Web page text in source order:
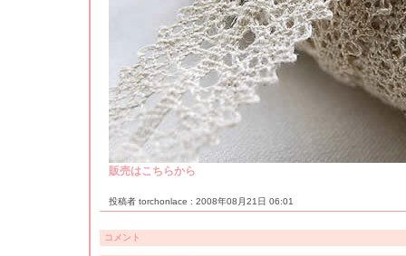
販売はこちらから
投稿者 torchonlace : 2008年08月21日 06:01
コメント